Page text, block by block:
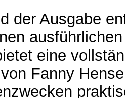
der Ausgabe
eine
Fanny